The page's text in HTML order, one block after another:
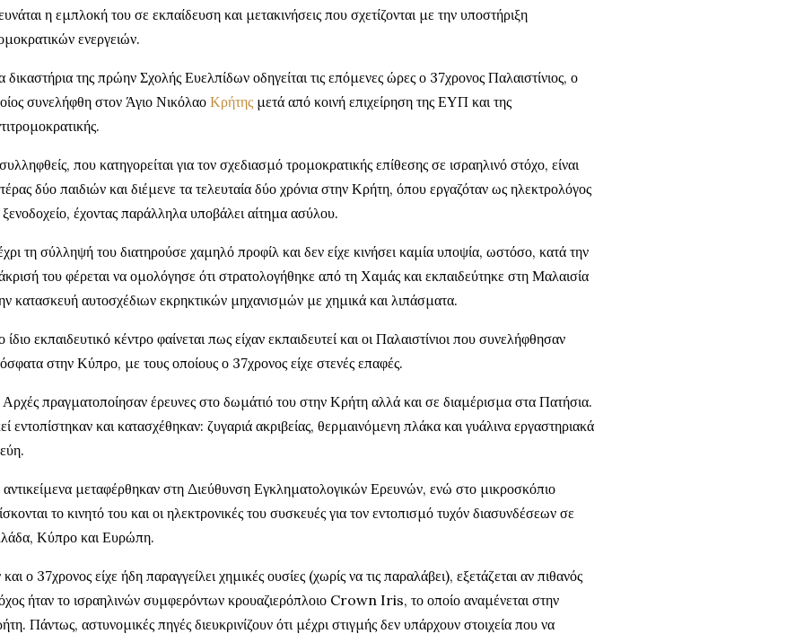
η εμπλοκή του σε εκπαίδευση και μετακινήσεις που σχετίζονται με την υποστήριξη
ενεργειών.
δικαστήρια της πρώην Σχολής Ευελπίδων οδηγείται τις επόμενες ώρες ο 37χρονος Παλαιστίνιος, ο
συνελήφθη στον Άγιο Νικόλαο Κρήτης μετά από κοινή επιχείρηση της ΕΥΠ και της
που κατηγορείται για τον σχεδιασμό τρομοκρατικής επίθεσης σε ισραηλινό στόχο, είναι
δύο παιδιών και διέμενε τα τελευταία δύο χρόνια στην Κρήτη, όπου εργαζόταν ως ηλεκτρολόγος
έχοντας παράλληλα υποβάλει αίτημα ασύλου.
τη σύλληψή του διατηρούσε χαμηλό προφίλ και δεν είχε κινήσει καμία υποψία, ωστόσο, κατά την
του φέρεται να ομολόγησε ότι στρατολογήθηκε από τη Χαμάς και εκπαιδεύτηκε στη Μαλαισία
κατασκευή αυτοσχέδιων εκρηκτικών μηχανισμών με χημικά και λιπάσματα.
ίδιο εκπαιδευτικό κέντρο φαίνεται πως είχαν εκπαιδευτεί και οι Παλαιστίνιοι που συνελήφθησαν
στην Κύπρο, με τους οποίους ο 37χρονος είχε στενές επαφές.
πραγματοποίησαν έρευνες στο δωμάτιό του στην Κρήτη αλλά και σε διαμέρισμα στα Πατήσια.
εντοπίστηκαν και κατασχέθηκαν: ζυγαριά ακριβείας, θερμαινόμενη πλάκα και γυάλινα εργαστηριακά
μεταφέρθηκαν στη Διεύθυνση Εγκληματολογικών Ερευνών, ενώ στο μικροσκόπιο
το κινητό του και οι ηλεκτρονικές του συσκευές για τον εντοπισμό τυχόν διασυνδέσεων σε
Κύπρο και Ευρώπη.
ο 37χρονος είχε ήδη παραγγείλει χημικές ουσίες (χωρίς να τις παραλάβει), εξετάζεται αν πιθανός
ήταν το ισραηλινών συμφερόντων κρουαζιερόπλοιο Crown Iris, το οποίο αναμένεται στην
Πάντως, αστυνομικές πηγές διευκρινίζουν ότι μέχρι στιγμής δεν υπάρχουν στοιχεία που να